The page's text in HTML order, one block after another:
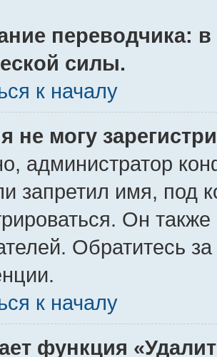
переводчика:
силы.
к началу
не могу
администратор
запретил имя, под
Он
Обратитесь
к началу
функция